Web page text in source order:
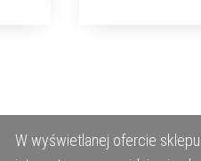
W wyświetlanej ofercie sklepu